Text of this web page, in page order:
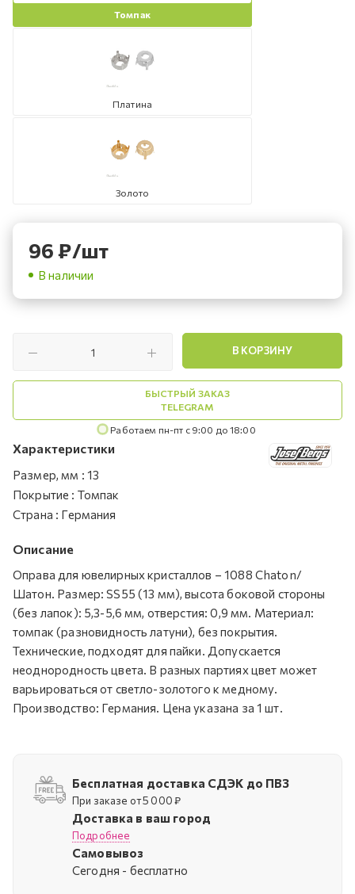
Томпак
Платина
Золото
96₽/шт
В наличии
В КОРЗИНУ
БЫСТРЫЙ ЗАКАЗ
TELEGRAM
Работаем пн-пт с 9:00 до 18:00
Характеристики
Размер, мм : 13
Покрытие : Томпак
Страна : Германия
Описание
Оправа для ювелирных кристаллов – 1088 Chaton/
Шатон. Размер: SS55 (13 мм), высота боковой стороны
(без лапок): 5,3-5,6 мм, отверстия: 0,9 мм. Материал:
томпак (разновидность латуни), без покрытия.
Технические, подходят для пайки. Допускается
неоднородность цвета. В разных партиях цвет может
варьироваться от светло-золотого к медному.
Производство: Германия. Цена указана за 1 шт.
Бесплатная доставка СДЭК до ПВЗ
При заказе от 5 000 ₽
Доставка в ваш город
Подробнее
Самовывоз
Cегодня - бесплатно